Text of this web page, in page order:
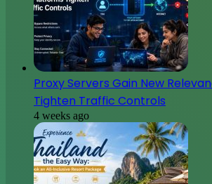
Proxy Servers Gain New
Tighten Traffic Controls
4 weeks ago